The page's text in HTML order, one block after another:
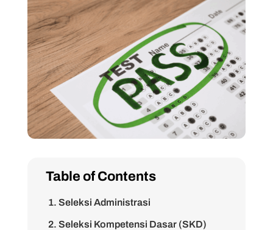
Table of Contents
1. Seleksi Administrasi
2. Seleksi Kompetensi Dasar (SKD)